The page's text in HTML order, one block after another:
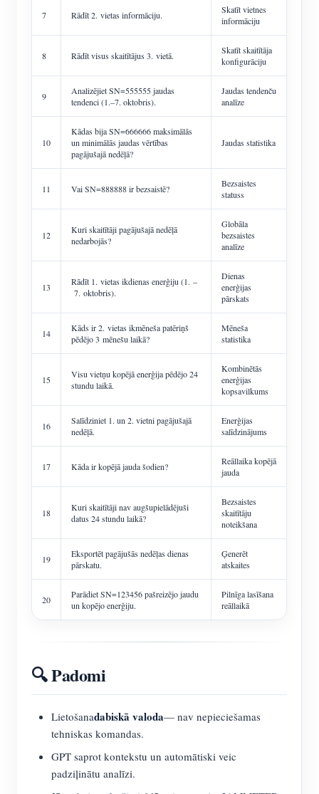
7 Rādīt 2. vietas informāciju.
Skatīt vietnes
informāciju
8 Rādīt visus skaitītājus 3. vietā.
Skatīt skaitītāja
konfigurāciju
9
Analizējiet SN=555555 jaudas
tendenci (1.–7. oktobris).
Jaudas tendenču
analīze
10
Kādas bija SN=666666 maksimālās
un minimālās jaudas vērtības
pagājušajā nedēļā?
Jaudas statistika
11 Vai SN=888888 ir bezsaistē?
Bezsaistes
statuss
12
Kuri skaitītāji pagājušajā nedēļā
nedarbojās?
Globāla
bezsaistes
analīze
13
Rādīt 1. vietas ikdienas enerģiju (1. –
7. oktobris).
Dienas
enerģijas
pārskats
14
Kāds ir 2. vietas ikmēneša patēriņš
pēdējo 3 mēnešu laikā?
Mēneša
statistika
15
Visu vietņu kopējā enerģija pēdējo 24
stundu laikā.
Kombinētās
enerģijas
kopsavilkums
16
Salīdziniet 1. un 2. vietni pagājušajā
nedēļā.
Enerģijas
salīdzinājums
17 Kāda ir kopējā jauda šodien?
Reāllaika kopējā
jauda
18
Kuri skaitītāji nav augšupielādējuši
datus 24 stundu laikā?
Bezsaistes
skaitītāju
noteikšana
19
Eksportēt pagājušās nedēļas dienas
pārskatu.
Ģenerēt
atskaites
20
Parādiet SN=123456 pašreizējo jaudu
un kopējo enerģiju.
Pilnīga lasīšana
reāllaikā
🔍 Padomi
Lietošanadabiskā valoda— nav nepieciešamas
tehniskas komandas.
GPT saprot kontekstu un automātiski veic
padziļinātu analīzi.